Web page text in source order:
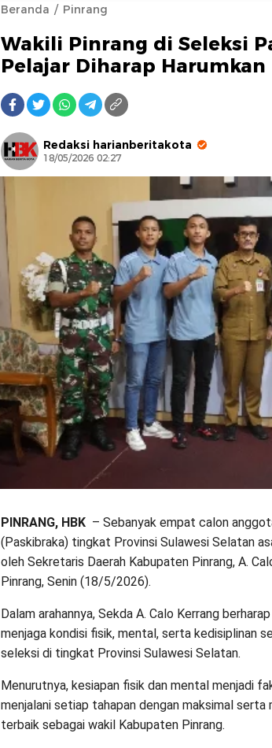
AFN BEAUTY
Beranda Pinrang
Wakili Pinrang di Seleksi
Pelajar Diharap Harumkan
Redaksi harianberitakota
18/05/2026 02:27
PINRANG, HBK – Sebanyak empat calon
(Paskibraka) tingkat Provinsi Sulawesi Selatan
oleh Sekretaris Daerah Kabupaten Pinrang, A.
Pinrang, Senin (18/5/2026).
Dalam arahannya, Sekda A. Calo Kerrang
menjaga kondisi fisik, mental, serta kedisiplinan
seleksi di tingkat Provinsi Sulawesi Selatan.
Menurutnya, kesiapan fisik dan mental menjadi
menjalani setiap tahapan dengan maksimal serta
terbaik sebagai wakil Kabupaten Pinrang.